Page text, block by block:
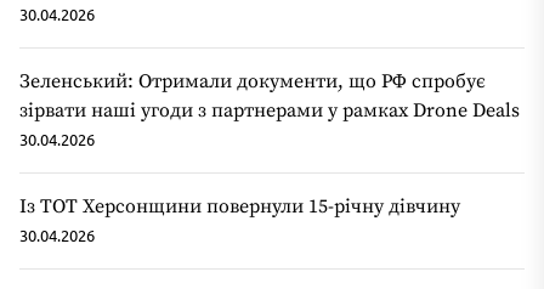
30.04.2026
Зеленський: Отримали документи, що РФ спробує
зірвати наші угоди з партнерами у рамках Drone Deals
30.04.2026
Із ТОТ Херсонщини повернули 15-річну дівчину
30.04.2026